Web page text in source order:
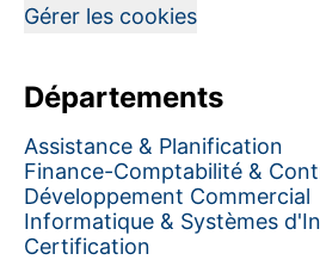
Gérer les cookies
Départements
Assistance & Planification
Finance-Comptabilité &
Développement Commercial
Informatique & Systèmes
Certification